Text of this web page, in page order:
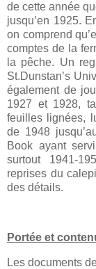
de cette année
jusqu’en 1925.
on comprend
comptes de la
la pêche. Un
St.Dunstan’s
également de
1927 et 1928,
feuilles lignées,
de 1948
Book ayant
surtout 1941-
reprises du
des détails.
Portée et
Les documents